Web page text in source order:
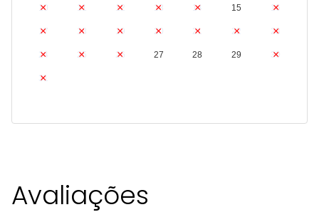
10 11 12 13 14 15 16
17 18 19 20 21 22 23
24 25 26 27 28 29 30
31
Avaliações